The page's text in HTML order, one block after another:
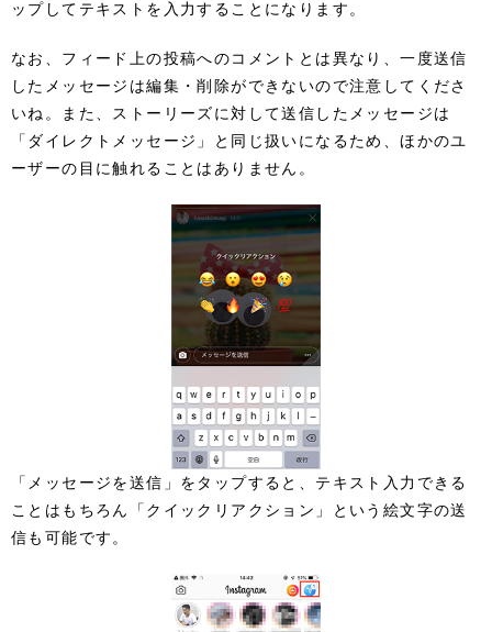
ップしてテキストを入力することになります。
なお、フィード上の投稿へのコメントとは異なり、一度送信
したメッセージは編集・削除ができないので注意してくださ
いね。また、ストーリーズに対して送信したメッセージは
「ダイレクトメッセージ」と同じ扱いになるため、ほかのユ
ーザーの目に触れることはありません。
「メッセージを送信」をタップすると、テキスト入力できる
ことはもちろん「クイックリアクション」という絵文字の送
信も可能です。